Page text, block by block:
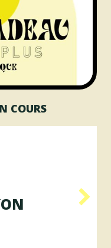
COURS